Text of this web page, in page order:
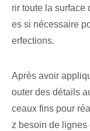
rir toute la surface
es si nécessaire
erfections.
Après avoir
outer des détails
ceaux fins pour
z besoin de lignes